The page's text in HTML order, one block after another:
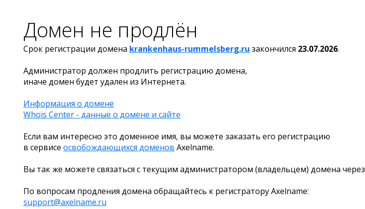
Домен не продлён
Срок регистрации домена krankenhaus-rummelsberg.ru закончился 23.07.2026.
Администратор должен продлить регистрацию домена,
иначе домен будет удален из Интернета.
Информация о домене
Whois Center - данные о домене и сайте
Если вам интересно это доменное имя, вы можете заказать его регистрацию
в сервисе освобождающихся доменов Axelname.
Вы так же можете связаться с текущим администратором (владельцем) домена через
По вопросам продления домена обращайтесь к регистратору Axelname:
support@axelname.ru